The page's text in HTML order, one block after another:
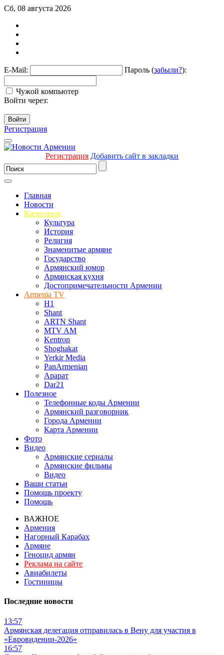
Сб, 08 августа 2026
E-Mail: Пароль (забыли?):
Чужой компьютер
Войти через:
Войти
Регистрация
Регистрация Добавить сайт в закладки
Главная
Новости
Категории
Культура
История
Религия
Знаменитые армяне
Государство
Армянский юмор
Армянская кухня
Достопримечательности Армении
Armenia TV
H1
Shant
ARTN Shant
MTV AM
Kentron
Shoghakat
Yerkir Media
PanArmenian
Арарат
Dar21
Полезное
Телефонные коды Армении
Армянский разговорник
Города Армении
Карта Армении
Фото
Видео
Армянские сериалы
Армянские фильмы
Видео
Ваши статьи
Помощь проекту
Помощь
ВАЖНОЕ
Армения
Нагорный Карабах
Армяне
Геноцид армян
Реклама на сайте
Авиабилеты
Гостиницы
Последние новости
13:57
Армянская делегация отправилась в Вену для участия в
«Евровидении-2026»
16:57